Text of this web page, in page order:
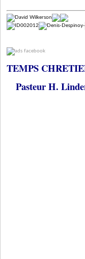
TEMPS
Pasteur H.